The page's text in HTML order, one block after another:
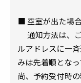
■ 空室が出た場
通知方法は、
ルアドレスに一
みは先着順とな
尚、予約受付時